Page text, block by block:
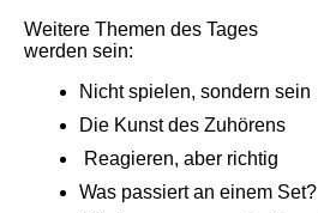
Weitere Themen des Tages
werden sein:
Nicht spielen, sondern sein
Die Kunst des Zuhörens
Reagieren, aber richtig
Was passiert an einem Set?